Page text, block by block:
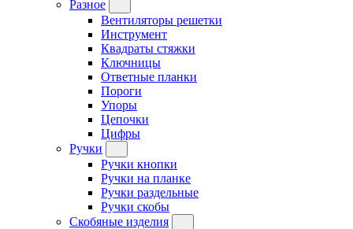
Разное
Вентиляторы решетки
Инструмент
Квадраты стяжки
Ключницы
Ответные планки
Пороги
Упоры
Цепочки
Цифры
Ручки
Ручки кнопки
Ручки на планке
Ручки раздельные
Ручки скобы
Скобяные изделия